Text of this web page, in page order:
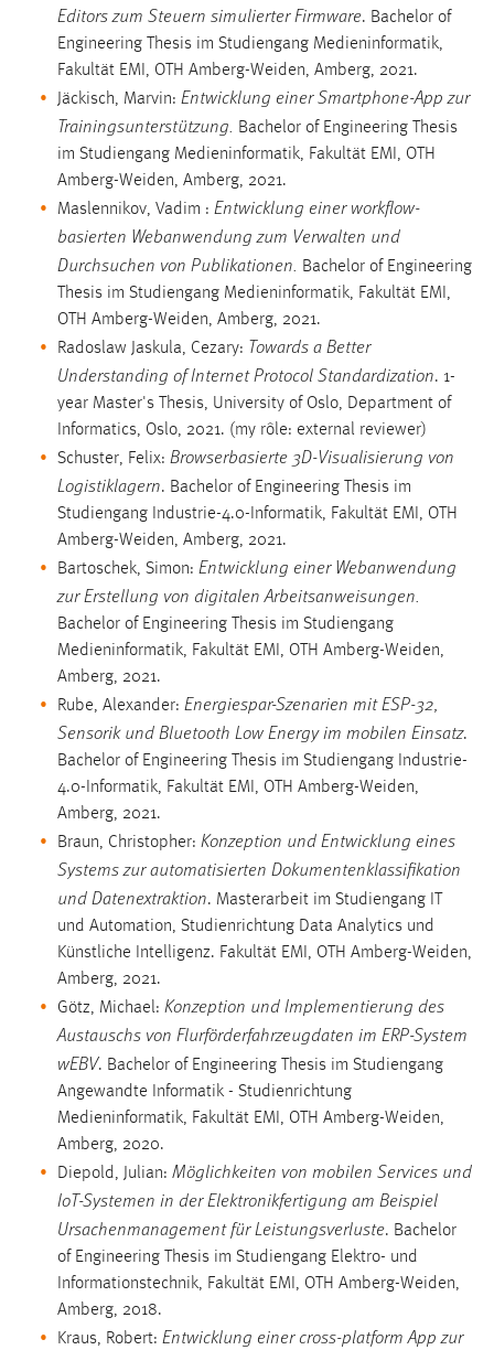
Editors zum Steuern simulierter Firmware. Bachelor of
Engineering Thesis im Studiengang Medieninformatik,
Fakultät EMI, OTH Amberg-Weiden, Amberg, 2021.
Jäckisch, Marvin: Entwicklung einer Smartphone-App zur
Trainingsunterstützung. Bachelor of Engineering Thesis
im Studiengang Medieninformatik, Fakultät EMI, OTH
Amberg-Weiden, Amberg, 2021.
Maslennikov, Vadim : Entwicklung einer workflow-
basierten Webanwendung zum Verwalten und
Durchsuchen von Publikationen. Bachelor of Engineering
Thesis im Studiengang Medieninformatik, Fakultät EMI,
OTH Amberg-Weiden, Amberg, 2021.
Radoslaw Jaskula, Cezary: Towards a Better
Understanding of Internet Protocol Standardization. 1-
year Master's Thesis, University of Oslo, Department of
Informatics, Oslo, 2021. (my rôle: external reviewer)
Schuster, Felix: Browserbasierte 3D-Visualisierung von
Logistiklagern. Bachelor of Engineering Thesis im
Studiengang Industrie-4.0-Informatik, Fakultät EMI, OTH
Amberg-Weiden, Amberg, 2021.
Bartoschek, Simon: Entwicklung einer Webanwendung
zur Erstellung von digitalen Arbeitsanweisungen.
Bachelor of Engineering Thesis im Studiengang
Medieninformatik, Fakultät EMI, OTH Amberg-Weiden,
Amberg, 2021.
Rube, Alexander: Energiespar-Szenarien mit ESP-32,
Sensorik und Bluetooth Low Energy im mobilen Einsatz.
Bachelor of Engineering Thesis im Studiengang Industrie-
4.0-Informatik, Fakultät EMI, OTH Amberg-Weiden,
Amberg, 2021.
Braun, Christopher: Konzeption und Entwicklung eines
Systems zur automatisierten Dokumentenklassifikation
und Datenextraktion. Masterarbeit im Studiengang IT
und Automation, Studienrichtung Data Analytics und
Künstliche Intelligenz. Fakultät EMI, OTH Amberg-Weiden,
Amberg, 2021.
Götz, Michael: Konzeption und Implementierung des
Austauschs von Flurförderfahrzeugdaten im ERP-System
wEBV. Bachelor of Engineering Thesis im Studiengang
Angewandte Informatik - Studienrichtung
Medieninformatik, Fakultät EMI, OTH Amberg-Weiden,
Amberg, 2020.
Diepold, Julian: Möglichkeiten von mobilen Services und
IoT-Systemen in der Elektronikfertigung am Beispiel
Ursachenmanagement für Leistungsverluste. Bachelor
of Engineering Thesis im Studiengang Elektro- und
Informationstechnik, Fakultät EMI, OTH Amberg-Weiden,
Amberg, 2018.
Kraus, Robert: Entwicklung einer cross-platform App zur